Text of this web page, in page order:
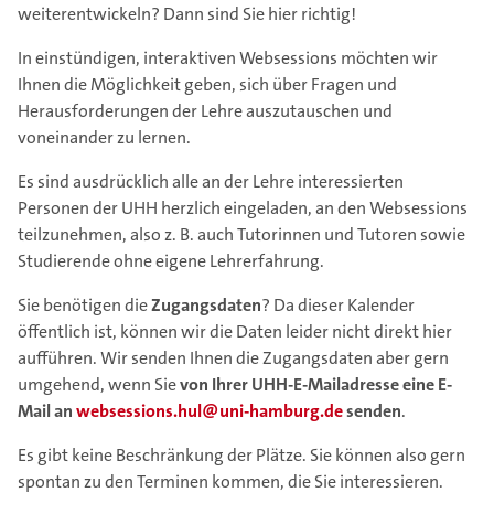
weiterentwickeln? Dann sind Sie hier richtig!
In einstündigen, interaktiven Websessions möchten wir
Ihnen die Möglichkeit geben, sich über Fragen und
Herausforderungen der Lehre auszutauschen und
voneinander zu lernen.
Es sind ausdrücklich alle an der Lehre interessierten
Personen der UHH herzlich eingeladen, an den Websessions
teilzunehmen, also z. B. auch Tutorinnen und Tutoren sowie
Studierende ohne eigene Lehrerfahrung.
Sie benötigen dieZugangsdaten? Da dieser Kalender
öffentlich ist, können wir die Daten leider nicht direkt hier
aufführen. Wir senden Ihnen die Zugangsdaten aber gern
umgehend, wenn Sievon Ihrer UHH-E-Mailadresse eine E-
Mail anwebsessions.hul@uni-hamburg.desenden.
Es gibt keine Beschränkung der Plätze. Sie können also gern
spontan zu den Terminen kommen, die Sie interessieren.